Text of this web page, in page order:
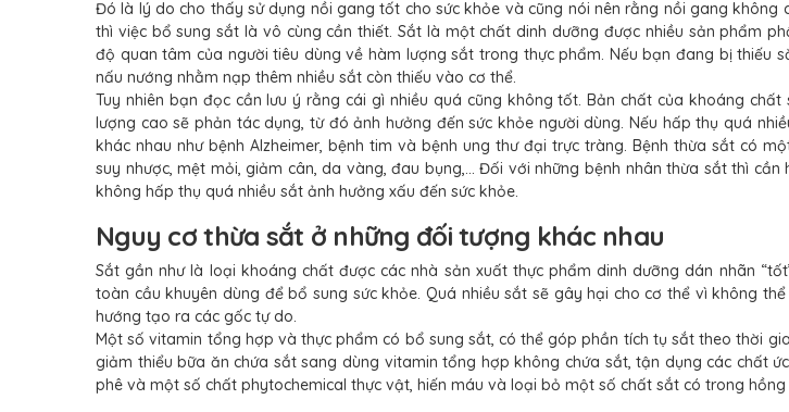
Đó là lý do cho thấy sử dụng nồi gang tốt cho sức khỏe và cũng nói nên rằng nồi gang không
thì việc bổ sung sắt là vô cùng cần thiết. Sắt là một chất dinh dưỡng được nhiều sản phẩm
độ quan tâm của người tiêu dùng về hàm lượng sắt trong thực phẩm. Nếu bạn đang bị thiếu
nấu nướng nhằm nạp thêm nhiều sắt còn thiếu vào cơ thể.
Tuy nhiên bạn đọc cần lưu ý rằng cái gì nhiều quá cũng không tốt. Bản chất của khoáng
lượng cao sẽ phản tác dụng, từ đó ảnh hưởng đến sức khỏe người dùng. Nếu hấp thụ quá
khác nhau như bệnh Alzheimer, bệnh tim và bệnh ung thư đại trực tràng. Bệnh thừa sắt có
suy nhược, mệt mỏi, giảm cân, da vàng, đau bụng,... Đối với những bệnh nhân thừa sắt thì
không hấp thụ quá nhiều sắt ảnh hưởng xấu đến sức khỏe.
Nguy cơ thừa sắt ở những đối tượng khác nhau
Sắt gần như là loại khoáng chất được các nhà sản xuất thực phẩm dinh dưỡng dán nhãn
toàn cầu khuyên dùng để bổ sung sức khỏe. Quá nhiều sắt sẽ gây hại cho cơ thể vì không
hướng tạo ra các gốc tự do.
Một số vitamin tổng hợp và thực phẩm có bổ sung sắt, có thể góp phần tích tụ sắt theo thời
giảm thiểu bữa ăn chứa sắt sang dùng vitamin tổng hợp không chứa sắt, tận dụng các chất
phê và một số chất phytochemical thực vật, hiến máu và loại bỏ một số chất sắt có trong hồng